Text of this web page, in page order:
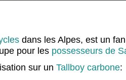
dans les Alpes, est un
pour les possesseurs de
sur un Tallboy carbone: